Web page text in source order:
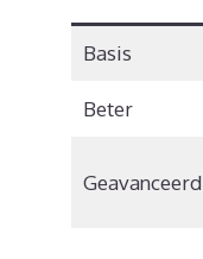
Basis
Beter
Geavanceerd